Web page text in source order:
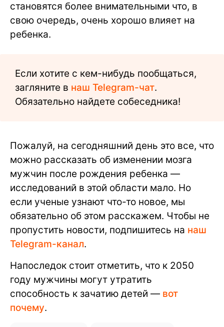
становятся более внимательными что, в
свою очередь, очень хорошо влияет на
ребенка.
Если хотите с кем-нибудь пообщаться,
загляните в наш Telegram-чат.
Обязательно найдете собеседника!
Пожалуй, на сегодняшний день это все, что
можно рассказать об изменении мозга
мужчин после рождения ребенка —
исследований в этой области мало. Но
если ученые узнают что-то новое, мы
обязательно об этом расскажем. Чтобы не
пропустить новости, подпишитесь на наш
Telegram-канал.
Напоследок стоит отметить, что к 2050
году мужчины могут утратить
способность к зачатию детей — вот
почему.